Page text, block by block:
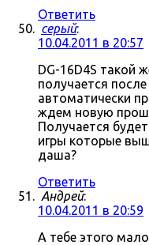
Ответить
серый:
10.04.2011 в 20:57
DG-16D4S такой
получается
автоматически
ждем новую
Получается
игры которые
даша?
Ответить
Андрей:
10.04.2011 в 20:59
А тебе этого